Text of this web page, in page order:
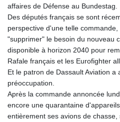
affaires de Défense au Bundestag.
Des députés français se sont
perspective d'une telle
"supprimer" le besoin du nouveau
disponible à horizon 2040 pour
Rafale français et les Eurofighter
Et le patron de Dassault Aviation
préoccupation.
Après la commande annoncée
encore une quarantaine
entièrement ses avions de